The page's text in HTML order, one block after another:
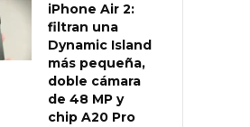
iPhone Air 2:
filtran una
Dynamic Island
más pequeña,
doble cámara
de 48 MP y
chip A20 Pro